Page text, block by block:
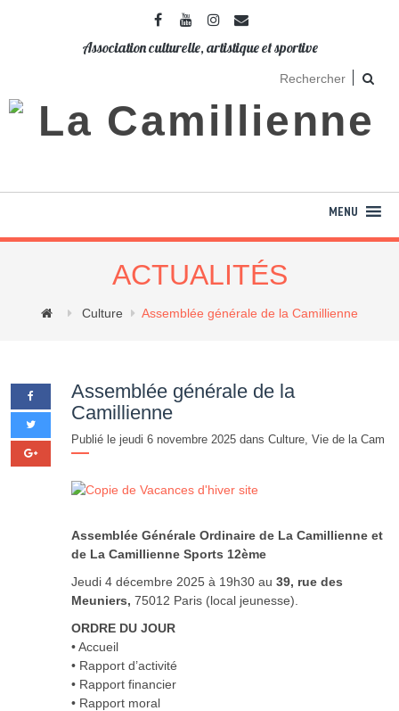
Association culturelle, artistique et sportive
ACTUALITÉS
Culture Assemblée générale de la Camillienne
Assemblée générale de la
Camillienne
Publié le jeudi 6 novembre 2025 dans Culture, Vie de la Cam
Assemblée Générale Ordinaire de La Camillienne et
de La Camillienne Sports 12ème
Jeudi 4 décembre 2025 à 19h30 au 39, rue des
Meuniers, 75012 Paris (local jeunesse).
ORDRE DU JOUR
• Accueil
• Rapport d’activité
• Rapport financier
• Rapport moral